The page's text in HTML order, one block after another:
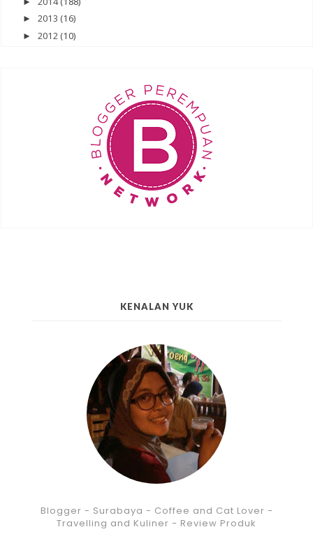
► 2013 (16)
► 2012 (10)
KENALAN YUK
Blogger - Surabaya - Coffee and Cat Lover -
Travelling and Kuliner - Review Produk